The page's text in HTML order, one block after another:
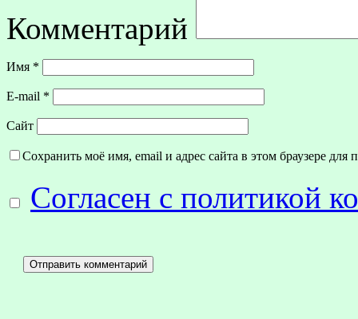
Комментарий
Имя *
E-mail *
Сайт
Сохранить моё имя, email и адрес сайта в этом браузере
Согласен с политикой